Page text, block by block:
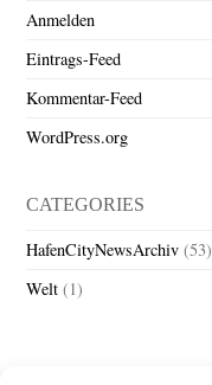
Anmelden
Eintrags-Feed
Kommentar-Feed
WordPress.org
CATEGORIES
HafenCityNewsArchiv (53)
Welt (1)